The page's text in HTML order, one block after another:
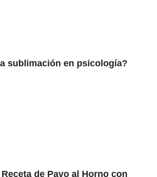
sublimación en psicología?
de Pavo al Horno con